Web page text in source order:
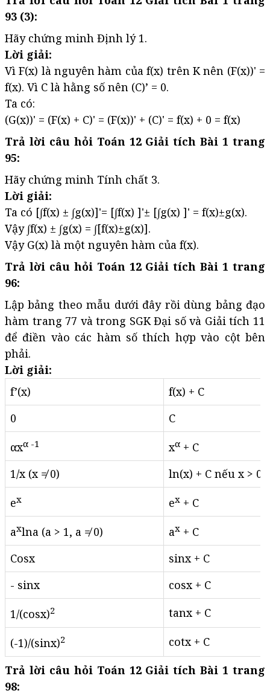
93 (3):
Hãy chứng minh Định lý 1.
Lời giải:
Vì F(x) là nguyên hàm của f(x) trên K nên (F(x))' =
f(x). Vì C là hằng số nên (C)’ = 0.
Ta có:
(G(x))' = (F(x) + C)' = (F(x))' + (C)' = f(x) + 0 = f(x)
Trả lời câu hỏi Toán 12 Giải tích Bài 1 trang
95:
Hãy chứng minh Tính chất 3.
Lời giải:
Ta có [∫f(x) ± ∫g(x)]'= [∫f(x) ]'± [∫g(x) ]' = f(x)±g(x).
Vậy ∫f(x) ± ∫g(x) = ∫[f(x)±g(x)].
Vậy G(x) là một nguyên hàm của f(x).
Trả lời câu hỏi Toán 12 Giải tích Bài 1 trang
96:
Lập bảng theo mẫu dưới đây rồi dùng bảng đạo
hàm trang 77 và trong SGK Đại số và Giải tích 11
để điền vào các hàm số thích hợp vào cột bên
phải.
Lời giải:
f’(x)
f(x) + C
0
C
αxα -1 xα + C
1/x (x ≠ 0)
ln⁡(x) + C nếu x > 0,
ex ex + C
axlna (a > 1, a ≠ 0) ax + C
Cosx
sinx + C
- sinx
cosx + C
1/(cosx)2 tanx + C
(-1)/(sinx)2
cotx + C
Trả lời câu hỏi Toán 12 Giải tích Bài 1 trang
98: